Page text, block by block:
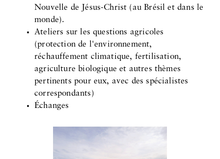
Nouvelle de Jésus-Christ (au Brésil et dans le
monde).
Ateliers sur les questions agricoles
(protection de l'environnement,
réchauffement climatique, fertilisation,
agriculture biologique et autres thèmes
pertinents pour eux, avec des spécialistes
correspondants)
Échanges